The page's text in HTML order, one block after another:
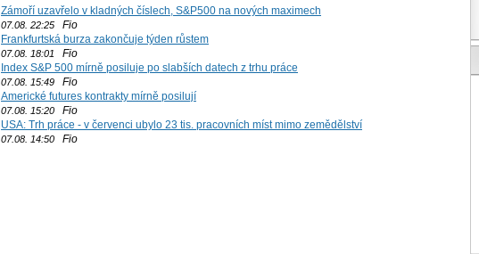
Zámoří uzavřelo v kladných číslech, S&P500 na nových maximech
07.08. 22:25 Fio
Frankfurtská burza zakončuje týden růstem
07.08. 18:01
Fio
Index S&P 500 mírně posiluje po slabších datech z trhu práce
07.08. 15:49 Fio
Americké futures kontrakty mírně posilují
07.08. 15:20 Fio
USA: Trh práce - v červenci ubylo 23 tis. pracovních míst mimo zemědělství
07.08. 14:50 Fio